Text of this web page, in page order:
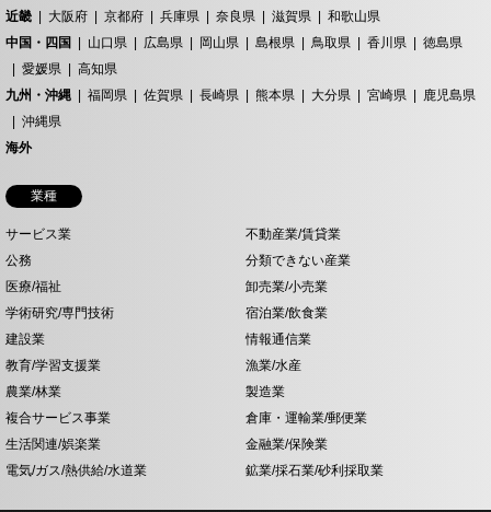
近畿
大阪府 京都府 兵庫県 奈良県 滋賀県
和歌山県
中国・四国
山口県 広島県 岡山県 島根県 鳥取県 香川県
徳島県
愛媛県
高知県
九州・沖縄
福岡県 佐賀県 長崎県 熊本県 大分県 宮崎県
鹿児島県
沖縄県
海外
業種
サービス業
不動産業/賃貸業
公務
分類できない産業
医療/福祉
卸売業/小売業
学術研究/専門技術
宿泊業/飲食業
建設業
情報通信業
教育/学習支援業
漁業/水産
農業/林業
製造業
複合サービス事業
倉庫・運輸業/郵便業
生活関連/娯楽業
金融業/保険業
電気/ガス/熱供給/水道業
鉱業/採石業/砂利採取業